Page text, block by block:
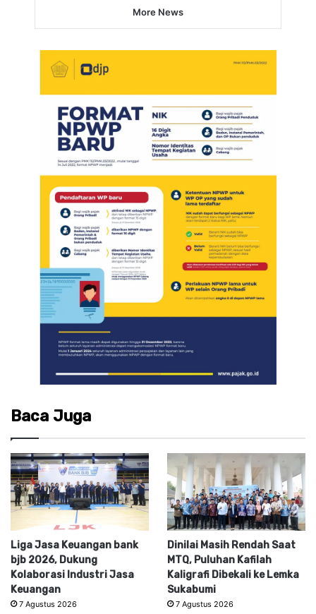
More News
Baca Juga
Liga Jasa Keuangan bank
bjb 2026, Dukung
Kolaborasi Industri Jasa
Keuangan
7 Agustus 2026
Dinilai Masih Rendah Saat
MTQ, Puluhan Kafilah
Kaligrafi Dibekali ke Lemka
Sukabumi
7 Agustus 2026